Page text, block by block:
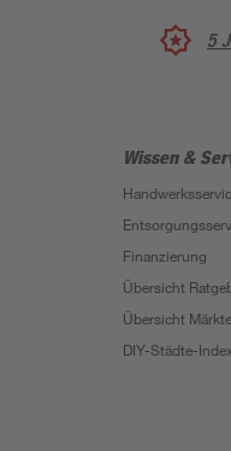
5
Wissen &
Finanzierung
Übersicht
Übersicht Märkte
DIY-Städte-